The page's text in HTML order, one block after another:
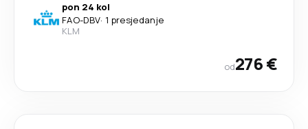
pon 24 kol
FAO-DBV· 1 presjedanje
KLM
od276 €